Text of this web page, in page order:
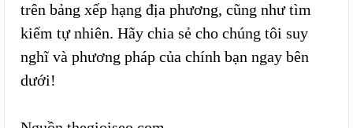
trên bảng xếp hạng địa phương, cũng như tìm
kiếm tự nhiên. Hãy chia sẻ cho chúng tôi suy
nghĩ và phương pháp của chính bạn ngay bên
dưới!